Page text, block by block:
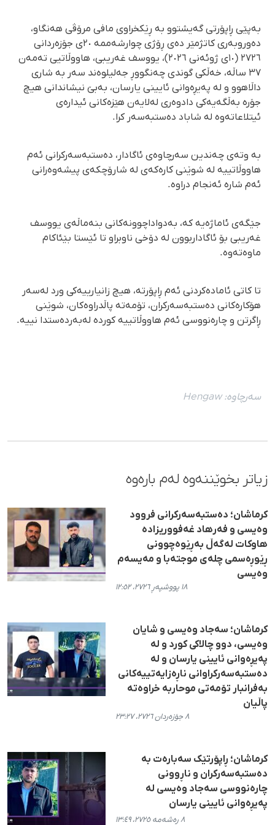
بەپێی ڕاپۆرتی گەیشتوو بە ڕێکخراوی مافی مرۆڤی هەنگاو،
دەوروبەری کاتژمێر دەی ڕۆژی چوارشەممە ٢٠ی جۆزەردانی
٢٧٢٦ (١٠ی ژوئەنی ٢٠٢٦)، یووسف غەریبی، هاووڵاتیی تەمەن
٣٧ ساڵە، خەڵکی گوندی چەنگووڕ جەلیلوەند سەر بە شاری
داڵاهوو و لە پەیڕەوانی ئایینی یارسان، بەبێ نیشاندانی هیچ
جۆرە بەڵگەیەکی دادوەری لەلایەن هێزەکانی ئیدارەی
ئیتلاعاتەوە لە شاباد دەستبەسەر کرا.
بە وتەی چەندین سەرچاوەی ئاگادار، دەستبەسەرکرانی ئەم
هاووڵاتییە لە شوێنی کارەکەی لە شارۆچکەی پیشەوەرانی
ئەم شارە ئەنجام دراوە.
جێگەی ئاماژەیە کە، بەدواداچوونەکانی بنەماڵەی یووسف
غەریبی بۆ ئاگاداربوون لە دۆخی ناوبراو تا ئێستا بێئاکام
ماوەتەوە.
تا کاتی ئامادەکردنی ئەم ڕاپۆرتە، هیچ زانیارییەکی ورد لەسەر
هۆکارەکانی دەستبەسەرکران، تۆمەتە پاڵدراوەکان، شوێنی
ڕاگرتن و چارەنووسی ئەم هاووڵاتییە کوردە لەبەردەستدا نییە.
سەرچاوە:Hengaw
زیاتر بخوێننەوە لەم بارەوە
کرماشان؛ دەستبەسەرکرانی فروود
وەیسی و فەرهاد غەفووریزاده
هاوکات لەگەڵ بەڕێوەچوونی
ڕێوڕەسمی چلەی موجتەبا و مەیسەم
وەیسی
١٨ پووشپەڕ ٢٧٢٦، ١٢:٥٢
کرماشان؛ سەجاد وەیسی و شایان
وەیسی، دوو چالاکی کورد و لە
پەیڕەوانی ئایینی یارسان و لە
دەستبەسەرکراوانی ناڕەزایەتییەکانی
بەفرانبار تۆمەتی موحاربە خراوەتە
پاڵیان
٨ جۆزەردان ٢٧٢٦، ٢٣:٢٧
کرماشان؛ ڕاپۆرتێک سەبارەت بە
دەستبەسەرکران و ناڕوونی
چارەنووسی سەجاد وەیسی لە
پەیڕەوانی ئایینی یارسان
٨ ڕەشەمە ٢٧٢٥، ١٣:٤٩